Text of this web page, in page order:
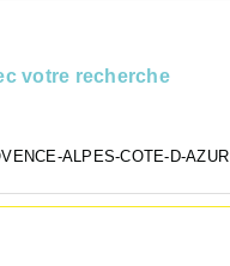
votre recherche
ALPES-COTE-D-AZUR